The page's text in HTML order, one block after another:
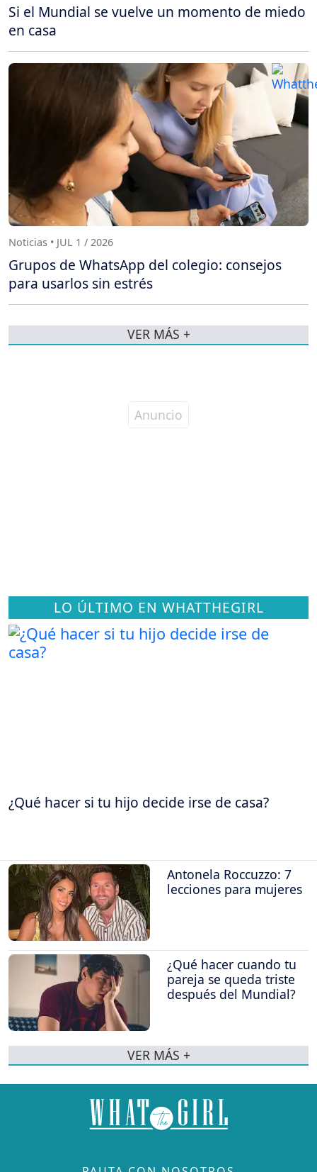
LO ÚLTIMO EN WHATTHEGIRL
¿Qué hacer si tu hijo decide irse de casa?
Antonela Roccuzzo: 7
lecciones para mujeres
¿Qué hacer cuando tu
pareja se queda triste
después del Mundial?
VER MÁS +
Si el Mundial se vuelve un momento de miedo
en casa
Noticias • JUL 1 / 2026
Grupos de WhatsApp del colegio: consejos
para usarlos sin estrés
VER MÁS +